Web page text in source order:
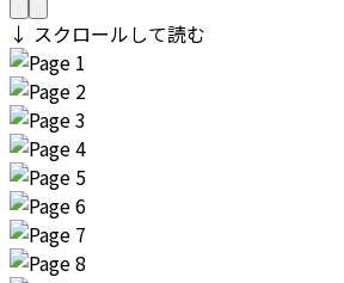
↓ スクロールして読む